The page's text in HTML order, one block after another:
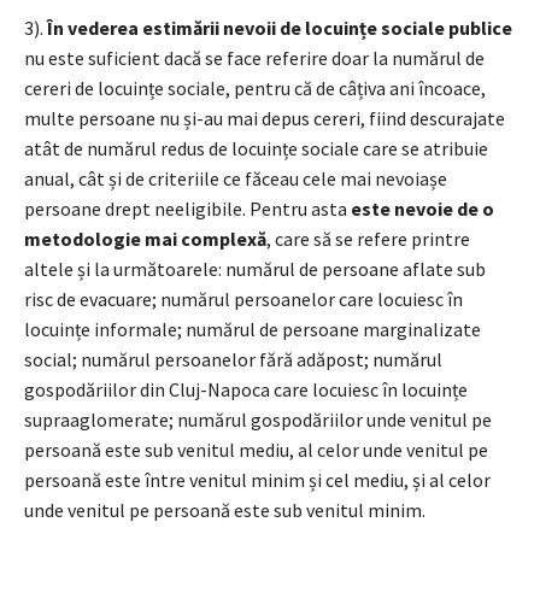
3).În vederea estimării nevoii de locuințe sociale publice
nu este suficient dacă se face referire doar la numărul de
cereri de locuințe sociale, pentru că de câțiva ani încoace,
multe persoane nu și-au mai depus cereri, fiind descurajate
atât de numărul redus de locuințe sociale care se atribuie
anual, cât și de criteriile ce făceau cele mai nevoiașe
persoane drept neeligibile. Pentru asta este nevoie de o
metodologie mai complexă, care să se refere printre
altele și la următoarele: numărul de persoane aflate sub
risc de evacuare; numărul persoanelor care locuiesc în
locuințe informale; numărul de persoane marginalizate
social; numărul persoanelor fără adăpost; numărul
gospodăriilor din Cluj-Napoca care locuiesc în locuințe
supraaglomerate; numărul gospodăriilor unde venitul pe
persoană este sub venitul mediu, al celor unde venitul pe
persoană este între venitul minim și cel mediu, și al celor
unde venitul pe persoană este sub venitul minim.